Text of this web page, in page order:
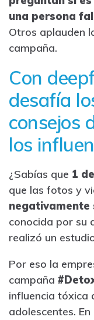
una persona
Otros aplauden
campaña.
Con
desafía
consejos
los
¿Sabías que 1
que las fotos y
negativamente
conocida por su
realizó un
Por eso la
campaña
influencia tóxica
adolescentes. En